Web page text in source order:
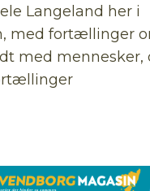
Langeland her i
med fortællinger
med mennesker,